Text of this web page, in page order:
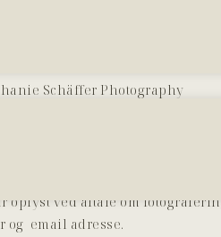
Schäffer Photography
personlig data.
EU-lovgivningen.
ved aftale om
og email adresse.